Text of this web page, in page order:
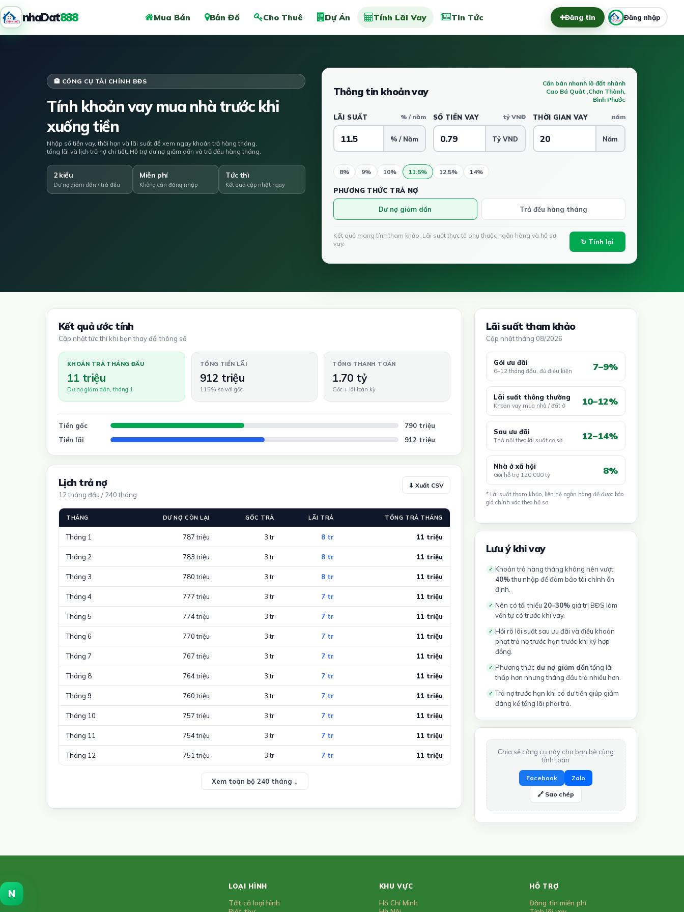
nhaDat888 Mua Bán Bản Đồ Cho Thuê Dự Án Tính Lãi Vay Tin Tức Đăng tin Đăng nhập
🏦 CÔNG CỤ TÀI CHÍNH BĐS
Tính khoản vay mua nhà trước khi
xuống tiền
Nhập số tiền vay, thời hạn và lãi suất để xem ngay khoản trả hàng tháng,
tổng lãi và lịch trả nợ chi tiết. Hỗ trợ dư nợ giảm dần và trả đều hàng tháng.
2 kiểu
Dư nợ giảm dần / trả đều
Miễn phí
Không cần đăng nhập
Tức thì
Kết quả cập nhật ngay
Thông tin khoản vay
Cần bán nhanh lô đất nhánh
Cao Bá Quát ,Chơn Thành,
Bình Phước
LÃI SUẤT % / năm
% / Năm
SỐ TIỀN VAY tỷ VNĐ
Tỷ VND
THỜI GIAN VAY năm
Năm
8% 9% 10% 11.5% 12.5% 14%
PHƯƠNG THỨC TRẢ NỢ
Dư nợ giảm dần Trả đều hàng tháng
Kết quả mang tính tham khảo. Lãi suất thực tế phụ thuộc ngân hàng và hồ sơ
vay.
↻ Tính lại
Kết quả ước tính
Cập nhật tức thì khi bạn thay đổi thông số
KHOẢN TRẢ THÁNG ĐẦU
11 triệu
Dư nợ giảm dần, tháng 1
TỔNG TIỀN LÃI
912 triệu
115% so với gốc
TỔNG THANH TOÁN
1.70 tỷ
Gốc + lãi toàn kỳ
Tiền gốc
790 triệu
Tiền lãi
912 triệu
Lịch trả nợ
12 tháng đầu / 240 tháng
⬇ Xuất CSV
THÁNG DƯ NỢ CÒN LẠI GỐC TRẢ LÃI TRẢ TỔNG TRẢ THÁNG
Tháng 1 787 triệu 3 tr 8 tr 11 triệu
Tháng 2 783 triệu 3 tr 8 tr 11 triệu
Tháng 3 780 triệu 3 tr 8 tr 11 triệu
Tháng 4 777 triệu 3 tr 7 tr 11 triệu
Tháng 5 774 triệu 3 tr 7 tr 11 triệu
Tháng 6 770 triệu 3 tr 7 tr 11 triệu
Tháng 7 767 triệu 3 tr 7 tr 11 triệu
Tháng 8 764 triệu 3 tr 7 tr 11 triệu
Tháng 9 760 triệu 3 tr 7 tr 11 triệu
Tháng 10 757 triệu 3 tr 7 tr 11 triệu
Tháng 11 754 triệu 3 tr 7 tr 11 triệu
Tháng 12 751 triệu 3 tr 7 tr 11 triệu
Xem toàn bộ 240 tháng ↓
Lãi suất tham khảo
Cập nhật tháng 08/2026
Gói ưu đãi
6–12 tháng đầu, đủ điều kiện 7–9%
Lãi suất thông thường
Khoản vay mua nhà / đất ở 10–12%
Sau ưu đãi
Thả nổi theo lãi suất cơ sở 12–14%
Nhà ở xã hội
Gói hỗ trợ 120.000 tỷ 8%
* Lãi suất tham khảo, liên hệ ngân hàng để được báo
giá chính xác theo hồ sơ.
Lưu ý khi vay
✓ Khoản trả hàng tháng không nên vượt
40%thu nhập để đảm bảo tài chính ổn
định.
✓ Nên có tối thiểu 20–30% giá trị BĐS làm
vốn tự có trước khi vay.
✓ Hỏi rõ lãi suất sau ưu đãi và điều khoản
phạt trả nợ trước hạn trước khi ký hợp
đồng.
✓ Phương thức dư nợ giảm dầntổng lãi
thấp hơn nhưng tháng đầu trả nhiều hơn.
✓ Trả nợ trước hạn khi có dư tiền giúp giảm
đáng kể tổng lãi phải trả.
Chia sẻ công cụ này cho bạn bè cùng
tính toán
Facebook Zalo
🔗 Sao chép
N
LOẠI HÌNH
Tất cả loại hình
KHU VỰC
Hồ Chí Minh
HỖ TRỢ
Đăng tin miễn phí